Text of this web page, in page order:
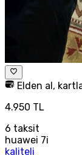
Elden al,
4.950 TL
6 taksit
huawei 7i
kaliteli